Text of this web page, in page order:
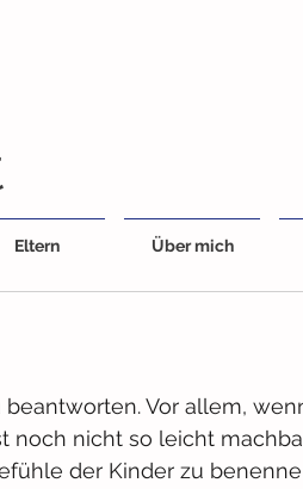
Eltern Über mich
Vor allem,
noch nicht so leicht
der Kinder zu